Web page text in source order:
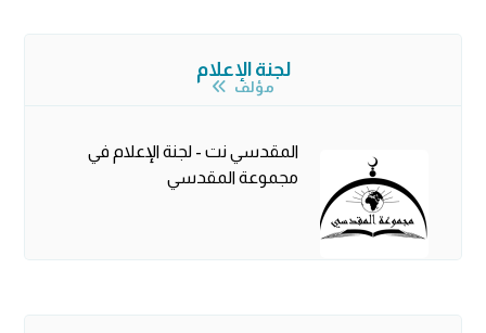
لجنة الإعلام
مؤلف
المقدسي نت - لجنة الإعلام في
مجموعة المقدسي